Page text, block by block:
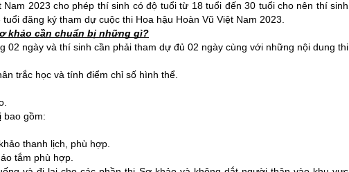
2023 cho phép thí sinh có độ tuổi từ 18 tuổi đến 30 tuổi cho nên thí sinh
đăng ký tham dự cuộc thi Hoa hậu Hoàn Vũ Việt Nam 2023.
khảo cần chuẩn bị những gì?
02 ngày và thí sinh cần phải tham dự đủ 02 ngày cùng với những nội dung thi
trắc học và tính điểm chỉ số hình thể.
bao gồm:
thanh lịch, phù hợp.
tắm phù hợp.